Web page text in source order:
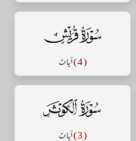
سورة قريش
( 4 ) آيات
سورة الكوثر
( 3 ) آيات